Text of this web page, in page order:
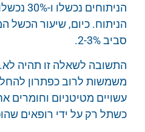
הניתוח. כיום, שיעור הכשל
סביב 2-3%.
התשובה לשאלה זו תהיה
משמשות לרוב כפתרון
עשויים מטיטניום וחומרים
כשתל רק על ידי רופאים